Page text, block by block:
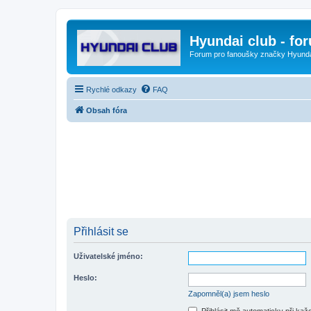
Hyundai club -
Forum pro fanoušky značky
Rychlé odkazy FAQ
Obsah fóra
Přihlásit se
Uživatelské jméno:
Heslo:
Zapomněl(a) jsem heslo